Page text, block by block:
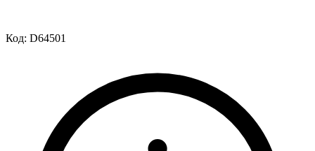
Код: D64501